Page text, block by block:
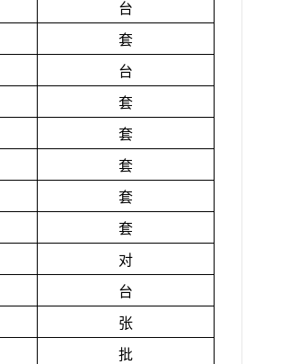
台
套
台
套
套
套
套
套
对
台
张
批